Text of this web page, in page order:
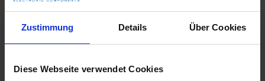
Zustimmung Details Über Cookies
Diese Webseite verwendet Cookies
die Zusammenarbeit in einem engagierten
eine umfassende Einarbeitung
eine 37h Woche sowie Gleitzeit